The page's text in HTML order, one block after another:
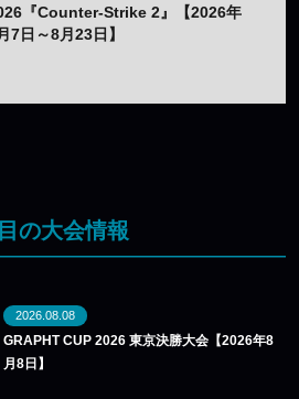
『Counter-Strike 2』【2026年
7日～8月23日】
の大会情報
2026.08.08
GRAPHT CUP 2026 東京決勝大会【2026年8
月8日】